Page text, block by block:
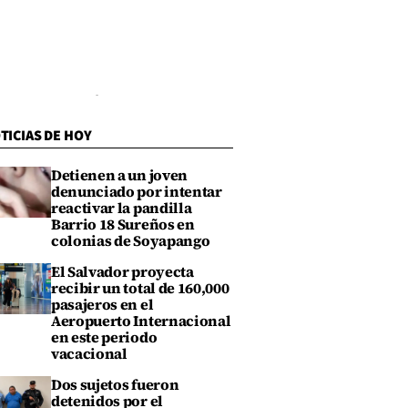
DE HOY
Detienen a un joven
denunciado por intentar
reactivar la pandilla
Barrio 18 Sureños en
colonias de Soyapango
El Salvador proyecta
recibir un total de 160,000
pasajeros en el
Aeropuerto Internacional
en este periodo
vacacional
Dos sujetos fueron
detenidos por el